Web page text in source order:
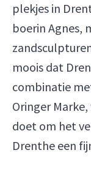
plekjes in
boerin Agnes,
moois dat
combinatie
Oringer
doet om het
Drenthe een